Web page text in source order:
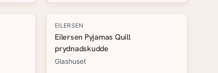
EILERSEN
Eilersen Pyjamas Quill
prydnadskudde
Glashuset